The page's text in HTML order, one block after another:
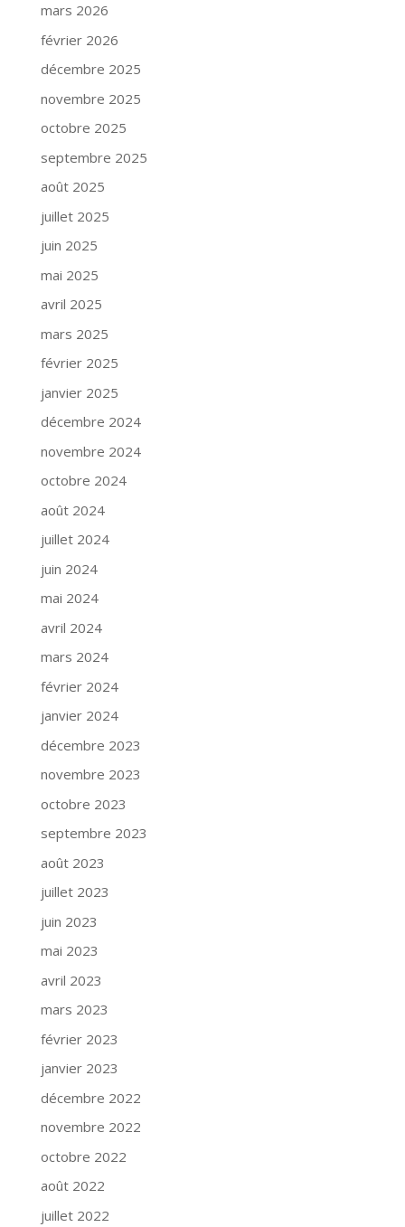
mars 2026
février 2026
décembre 2025
novembre 2025
octobre 2025
septembre 2025
août 2025
juillet 2025
juin 2025
mai 2025
avril 2025
mars 2025
février 2025
janvier 2025
décembre 2024
novembre 2024
octobre 2024
août 2024
juillet 2024
juin 2024
mai 2024
avril 2024
mars 2024
février 2024
janvier 2024
décembre 2023
novembre 2023
octobre 2023
septembre 2023
août 2023
juillet 2023
juin 2023
mai 2023
avril 2023
mars 2023
février 2023
janvier 2023
décembre 2022
novembre 2022
octobre 2022
août 2022
juillet 2022